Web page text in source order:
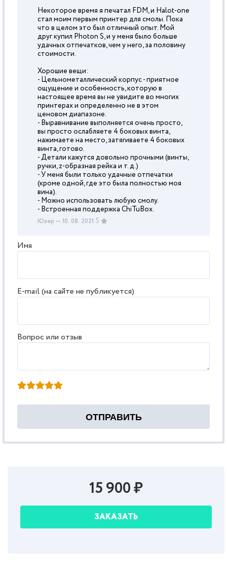
Некоторое время я печатал FDM, и Halot-one
стал моим первым принтер для смолы. Пока
что в целом это был отличный опыт. Мой
друг купил Photon S, и у меня было больше
удачных отпечатков, чем у него, за половину
стоимости.
Хорошие вещи:
- Цельнометаллический корпус - приятное
ощущение и особенность, которую в
настоящее время вы не увидите во многих
принтерах и определенно не в этом
ценовом диапазоне.
- Выравнивание выполняется очень просто,
вы просто ослабляете 4 боковых винта,
нажимаете на место, затягиваете 4 боковых
винта, готово.
- Детали кажутся довольно прочными (винты,
ручки, z-образная рейка и т. д.)
- У меня были только удачные отпечатки
(кроме одной, где это была полностью моя
вина).
- Можно использовать любую смолу.
- Встроенная поддержка ChiTuBox.
Юзер — 10. 08. 2021 5
Имя
E-mail (на сайте не публикуется)
Вопрос или отзыв
15 900 ₽
ЗАКАЗАТЬ